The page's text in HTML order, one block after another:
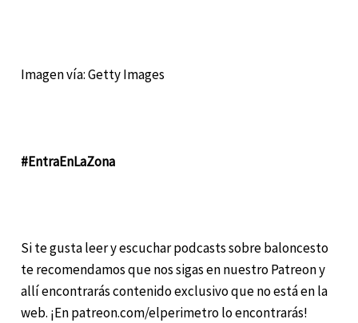
Imagen vía: Getty Images
#EntraEnLaZona
Si te gusta leer y escuchar podcasts sobre baloncesto
te recomendamos que nos sigas en nuestro Patreon y
allí encontrarás contenido exclusivo que no está en la
web. ¡En patreon.com/elperimetro lo encontrarás!